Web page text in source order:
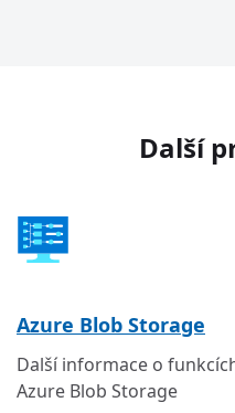
Další
Azure Blob Storage
Další informace o
Azure Blob Storage